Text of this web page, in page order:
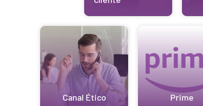
Canal Ético Prime